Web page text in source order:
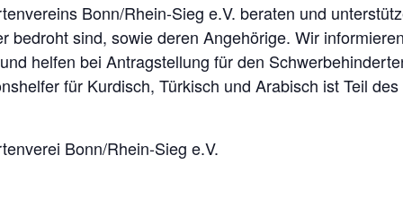
Bonn/Rhein-Sieg e.V. beraten und
bedroht sind, sowie deren Angehörige. Wir
helfen bei Antragstellung für den
für Kurdisch, Türkisch und Arabisch ist Teil
Bonn/Rhein-Sieg e.V.